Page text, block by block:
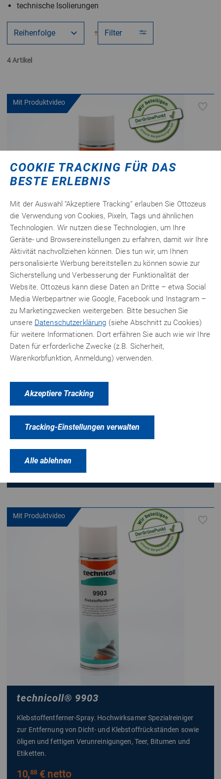
technische Isolierungen
Filter
4 Artikel
Mit Produktvideo
technicoll® 9119
Vielseitiger Sprühkleber mit sehr feinem Sprühbild. Perfekt
für die schnelle Verklebung von Fotos, Papier, Pappe,
Kunststoff-Folien, Metall-Folien, Weichschäumen /
Isolierschäumen, Schaumstoffen, Jute, Filz und Textilien.
Ideal zum Basteln sowie für den Einsatz im Bühnen- und
Messebau.
8,78€ netto
zzgl.Versandkosten
Mit Produktvideo
technicoll® 9903
Klebstoffentferner-Spray. Hochwirksamer Spezialreiniger
zur Entfernung von Dicht- und Klebstoffrückständen sowie
öligen und fettigen Verunreinigungen, Teer, Bitumen und
Etiketten.
10,88€ netto
COOKIE TRACKING FÜR DAS
BESTE ERLEBNIS
Mit der Auswahl “Akzeptiere Tracking” erlauben Sie Ottozeus
die Verwendung von Cookies, Pixeln, Tags und ähnlichen
Technologien. Wir nutzen diese Technologien, um Ihre
Geräte- und Browsereinstellungen zu erfahren, damit wir Ihre
Aktivität nachvollziehen können. Dies tun wir, um Ihnen
personalisierte Werbung bereitstellen zu können sowie zur
Sicherstellung und Verbesserung der Funktionalität der
Website. Ottozeus kann diese Daten an Dritte – etwa Social
Media Werbepartner wie Google, Facebook und Instagram –
zu Marketingzwecken weitergeben. Bitte besuchen Sie
unsere Datenschutzerklärung (siehe Abschnitt zu Cookies)
für weitere Informationen. Dort erfähren Sie auch wie wir Ihre
Daten für erforderliche Zwecke (z.B. Sicherheit,
Warenkorbfunktion, Anmeldung) verwenden.
Akzeptiere Tracking
Tracking-Einstellungen verwalten
Alle ablehnen